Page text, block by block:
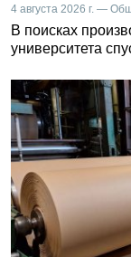
4 августа 2026 г. —
В поисках
университета